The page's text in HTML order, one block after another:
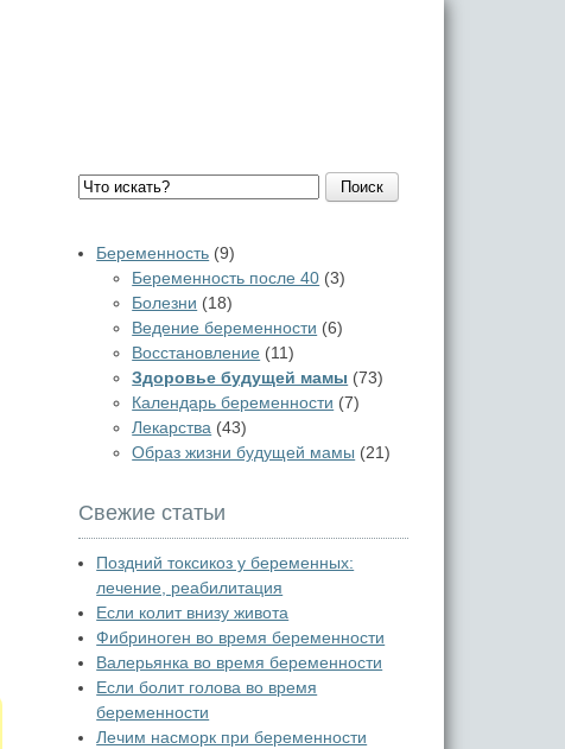
Поиск
Беременность (9)
Беременность после 40 (3)
Болезни (18)
Ведение беременности (6)
Восстановление (11)
Здоровье будущей мамы (73)
Календарь беременности (7)
Лекарства (43)
Образ жизни будущей мамы (21)
Свежие статьи
Поздний токсикоз у беременных:
лечение, реабилитация
Если колит внизу живота
Фибриноген во время беременности
Валерьянка во время беременности
Если болит голова во время
беременности
Лечим насморк при беременности